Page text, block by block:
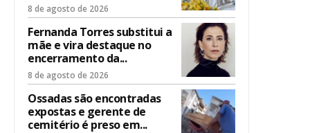
8 de agosto de 2026
Fernanda Torres substitui a
mãe e vira destaque no
encerramento da...
8 de agosto de 2026
Ossadas são encontradas
expostas e gerente de
cemitério é preso em...